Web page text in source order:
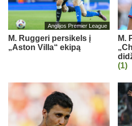
Anglijos Premier League
M. Ruggeri persikels į
„Aston Villa“ ekipą
M.
(1)